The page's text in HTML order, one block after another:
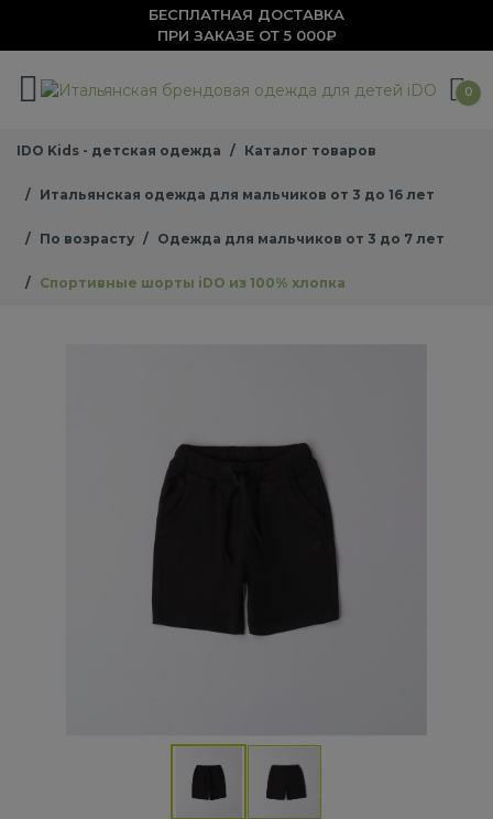
БЕСПЛАТНАЯ ДОСТАВКА
ПРИ ЗАКАЗЕ ОТ 5 000₽
0
IDO Kids - детская одежда Каталог товаров
Итальянская одежда для мальчиков от 3 до 16 лет
По возрасту Одежда для мальчиков от 3 до 7 лет
Спортивные шорты iDO из 100% хлопка